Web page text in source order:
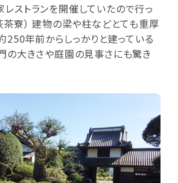
ストランを開催していたので行っ
茶寮） 建物の梁や柱などとても重厚
250年前からしっかりと建っている
の大きさや庭園の見事さにも驚き